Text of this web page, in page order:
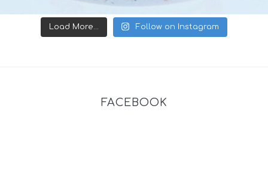
Load More... Follow on Instagram
FACEBOOK